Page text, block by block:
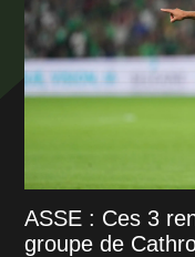
ASSE : Ces 3
groupe de